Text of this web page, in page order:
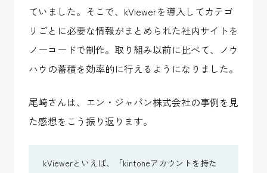
ていました。そこで、kViewerを導入してカテゴ
リごとに必要な情報がまとめられた社内サイトを
ノーコードで制作。取り組み以前に比べて、ノウ
ハウの蓄積を効率的に行えるようになりました。
尾崎さんは、エン・ジャパン株式会社の事例を見
た感想をこう振り返ります。
kViewerといえば、「kintoneアカウントを持た